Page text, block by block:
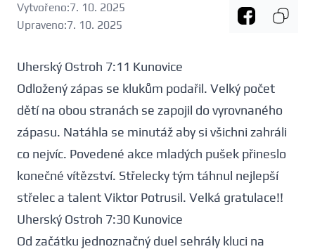
Vytvořeno:7. 10. 2025
Upraveno:7. 10. 2025
Uherský Ostroh 7:11 Kunovice
Odložený zápas se klukům podařil. Velký počet
dětí na obou stranách se zapojil do vyrovnaného
zápasu. Natáhla se minutáž aby si všichni zahráli
co nejvíc. Povedené akce mladých pušek přineslo
konečné vítězství. Střelecky tým táhnul nejlepší
střelec a talent Viktor Potrusil. Velká gratulace!!
Uherský Ostroh 7:30 Kunovice
Od začátku jednoznačný duel sehrály kluci na